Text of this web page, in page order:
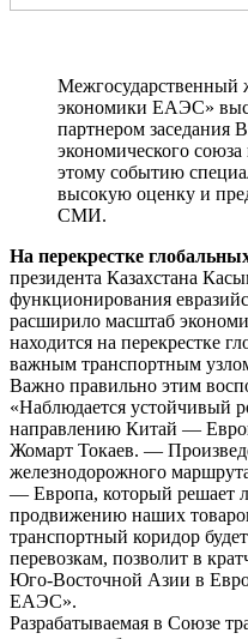
Межгосударственный
экономики ЕАЭС»
партнером заседания
экономического
этому событию
высокую оценку и
СМИ.
На перекрестке
президента Казахстана
функционирования
расширило масштаб
находится на перекрестке
важным транспортным
Важно правильно этим
«Наблюдается устойчивый
направлению Китай —
Жомарт Токаев. —
железнодорожного
— Европа, который решает
продвижению наших
транспортный коридор
перевозкам, позволит в
Юго-Восточной Азии в
ЕАЭС».
Разрабатываемая в Союзе